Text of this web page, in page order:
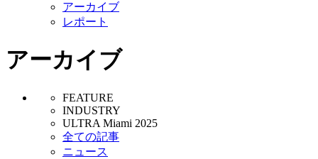
アーカイブ
レポート
アーカイブ
FEATURE
INDUSTRY
ULTRA Miami 2025
全ての記事
ニュース